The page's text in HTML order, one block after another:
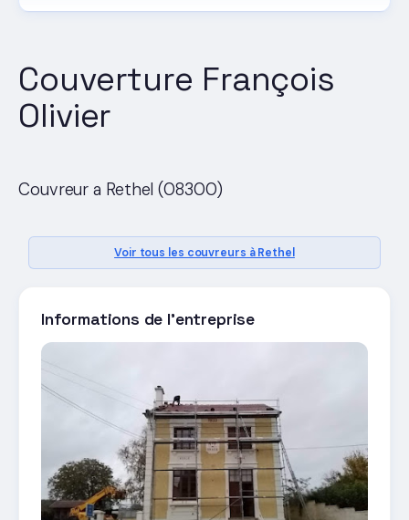
Couverture François
Olivier
Couvreur a Rethel (08300)
Voir tous les couvreurs à Rethel
Informations de l'entreprise